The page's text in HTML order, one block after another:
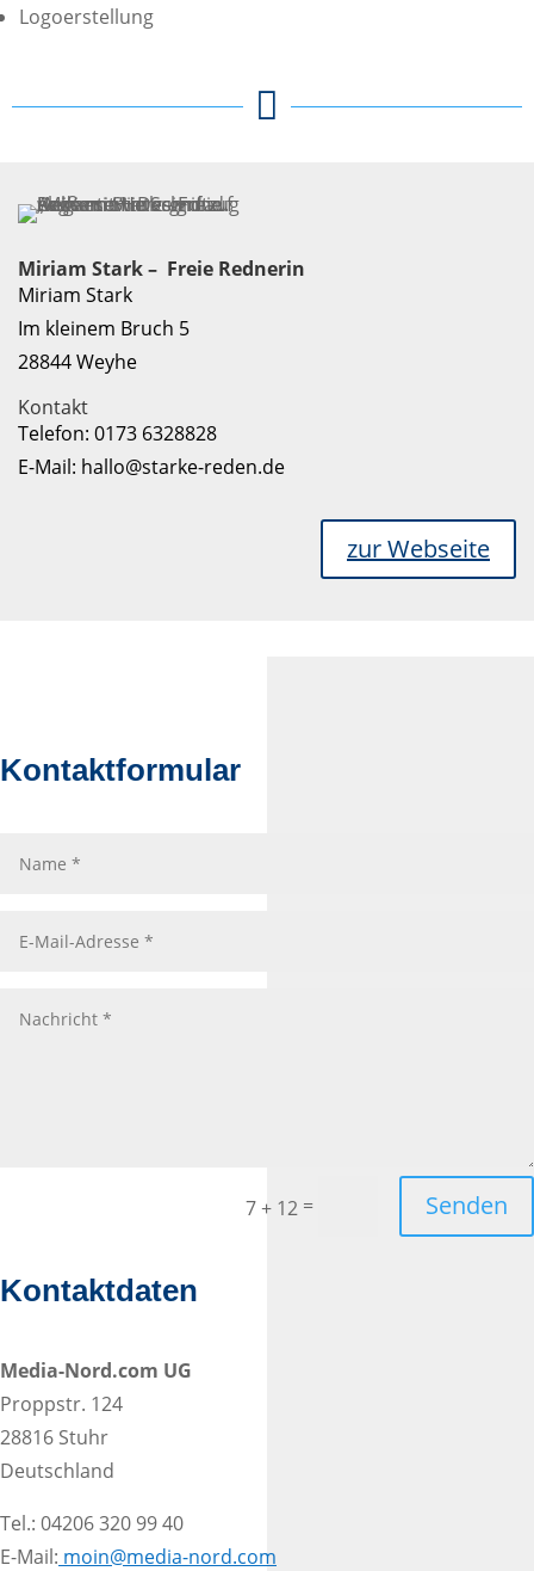
Logoerstellung

Miriam Stark – Freie Rednerin
Miriam Stark
Im kleinem Bruch 5
28844 Weyhe
Kontakt
Telefon: 0173 6328828
E-Mail: hallo@starke-reden.de
zur Webseite
Kontaktformular
7 + 12 = Senden
Kontaktdaten
Media-Nord.com UG
Proppstr. 124
28816 Stuhr
Deutschland
Tel.: 04206 320 99 40
E-Mail: moin@media-nord.com